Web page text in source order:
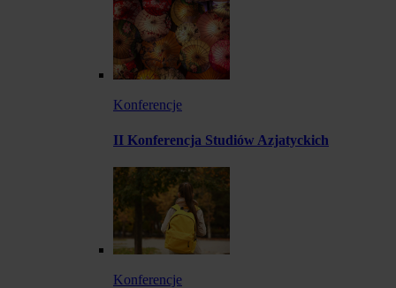
Konferencje
II Konferencja Studiów Azjatyckich
Konferencje